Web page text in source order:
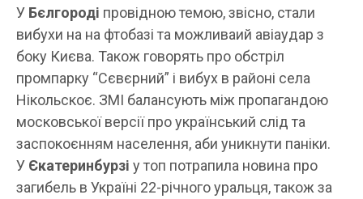
У Бєлгороді провідною темою, звісно, стали
вибухи на на фтобазі та можливаий авіаудар з
боку Києва. Також говорять про обстріл
промпарку “Сєвєрний” і вибух в районі села
Нікольскоє. ЗМІ балансують між пропагандою
московської версії про український слід та
заспокоєнням населення, аби уникнути паніки.
У Єкатеринбурзі у топ потрапила новина про
загибель в Україні 22-річного уральця, також за